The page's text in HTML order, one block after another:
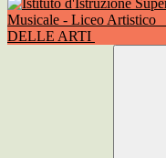
Musicale - Liceo Artistico
DELLE ARTI